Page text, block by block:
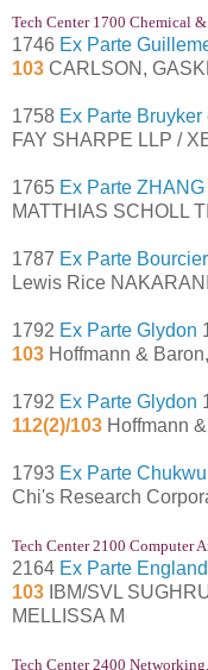
Tech Center 1700 Chemical
1746 Ex Parte
103 CARLSON,
1758 Ex Parte Bruyker
FAY SHARPE LLP /
1765 Ex Parte ZHANG
MATTHIAS SCHOLL
1787 Ex Parte Bourcier
Lewis Rice
1792 Ex Parte Glydon
103 Hoffmann &
1792 Ex Parte Glydon
112(2)/103 Hoffmann
1793 Ex Parte Chukwu
Chi's Research
Tech Center 2100 Computer
2164 Ex Parte England
103 IBM/SVL
MELLISSA M
Tech Center 2400